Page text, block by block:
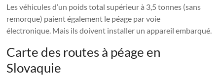
Les véhicules d’un poids total supérieur à 3,5 tonnes (sans
remorque) paient également le péage par voie
électronique. Mais ils doivent installer un appareil embarqué.
Carte des routes à péage en
Slovaquie